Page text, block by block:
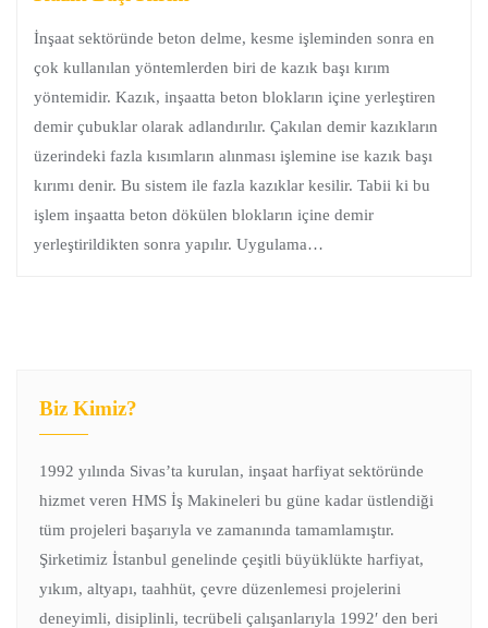
İnşaat sektöründe beton delme, kesme işleminden sonra en
çok kullanılan yöntemlerden biri de kazık başı kırım
yöntemidir. Kazık, inşaatta beton blokların içine yerleştiren
demir çubuklar olarak adlandırılır. Çakılan demir kazıkların
üzerindeki fazla kısımların alınması işlemine ise kazık başı
kırımı denir. Bu sistem ile fazla kazıklar kesilir. Tabii ki bu
işlem inşaatta beton dökülen blokların içine demir
yerleştirildikten sonra yapılır. Uygulama…
Biz Kimiz?
1992 yılında Sivas’ta kurulan, inşaat harfiyat sektöründe
hizmet veren HMS İş Makineleri bu güne kadar üstlendiği
tüm projeleri başarıyla ve zamanında tamamlamıştır.
Şirketimiz İstanbul genelinde çeşitli büyüklükte harfiyat,
yıkım, altyapı, taahhüt, çevre düzenlemesi projelerini
deneyimli, disiplinli, tecrübeli çalışanlarıyla 1992′ den beri